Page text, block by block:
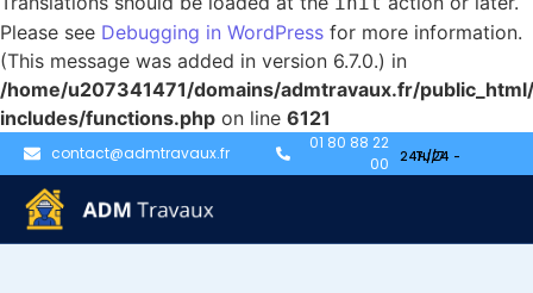
Please see Debugging in WordPress for more information.
(This message was added in version 6.7.0.) in
/home/u207341471/domains/admtravaux.fr/
includes/functions.php on line 6121
contact@admtravaux.fr
01 80 88 22
00